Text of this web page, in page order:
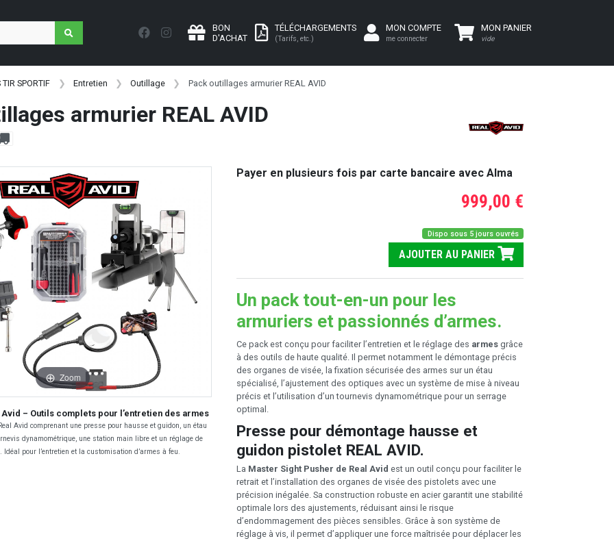
BON
D'ACHAT
TÉLÉCHARGEMENTS
(Tarifs, etc.)
MON COMPTE
me connecter
MON PANIER
vide
TIR SPORTIF Entretien Outillage Pack outillages armurier REAL AVID
armurier REAL AVID
Zoom
– Outils complets pour l’entretien des armes
Avid comprenant une presse pour hausse et guidon, un étau
dynamométrique, une station main libre et un réglage de
Idéal pour l’entretien et la customisation d’armes à feu.
Payer en plusieurs fois par carte bancaire avec Alma
999,00 €
Dispo sous 5 jours ouvrés
AJOUTER AU PANIER
Un pack tout-en-un pour les
armuriers et passionnés d’armes.
Ce pack est conçu pour faciliter l’entretien et le réglage des armes grâce
à des outils de haute qualité. Il permet notamment le démontage précis
des organes de visée, la fixation sécurisée des armes sur un étau
spécialisé, l’ajustement des optiques avec un système de mise à niveau
précis et l’utilisation d’un tournevis dynamométrique pour un serrage
optimal.
Presse pour démontage hausse et
guidon pistolet REAL AVID.
La Master Sight Pusher de Real Avid est un outil conçu pour faciliter le
retrait et l’installation des organes de visée des pistolets avec une
précision inégalée. Sa construction robuste en acier garantit une stabilité
optimale lors des ajustements, réduisant ainsi le risque
d’endommagement des pièces sensibles. Grâce à son système de
réglage à vis, il permet d’appliquer une force maîtrisée pour déplacer les